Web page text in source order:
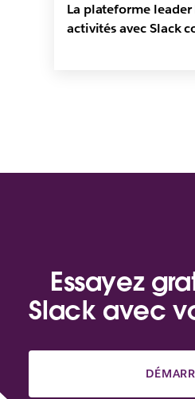
La plateforme leader
activités avec Slack
Essayez
Slack avec